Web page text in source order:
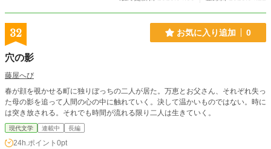
32 お気に入り追加 0
穴の影
藤屋へび
春が顔を覗かせる町に独りぼっちの二人が居た。万恵とお父さん、それぞれ失っ
た母の影を追って人間の心の中に触れていく。決して温かいものではない。時に
は突き放される。それでも時間が流れる限り二人は生きていく。
現代文学 連載中 長編
24h.ポイント 0pt